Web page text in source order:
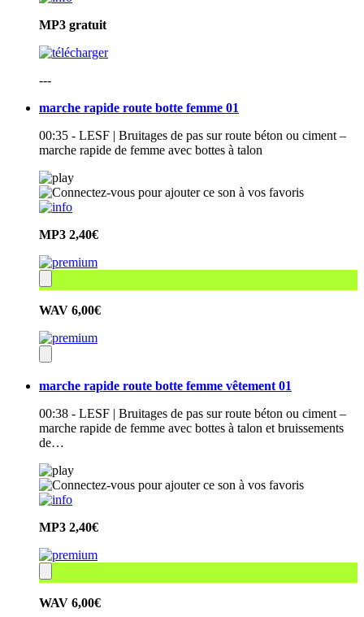
MP3 gratuit
---
marche rapide route botte femme 01
00:35 - LESF | Bruitages de pas sur route béton ou ciment –
marche rapide de femme avec bottes à talon
MP3 2,40€
WAV 6,00€
marche rapide route botte femme vêtement 01
00:38 - LESF | Bruitages de pas sur route béton ou ciment –
marche rapide de femme avec bottes à talon et bruissements
de…
MP3 2,40€
WAV 6,00€